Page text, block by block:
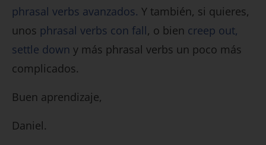
phrasal verbs avanzados. Y también, si quieres,
unos phrasal verbs con fall, o bien creep out,
settle down y más phrasal verbs un poco más
complicados.
Buen aprendizaje,
Daniel.